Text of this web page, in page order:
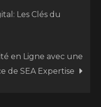
Les Clés du
en Ligne avec une
de SEA Expertise